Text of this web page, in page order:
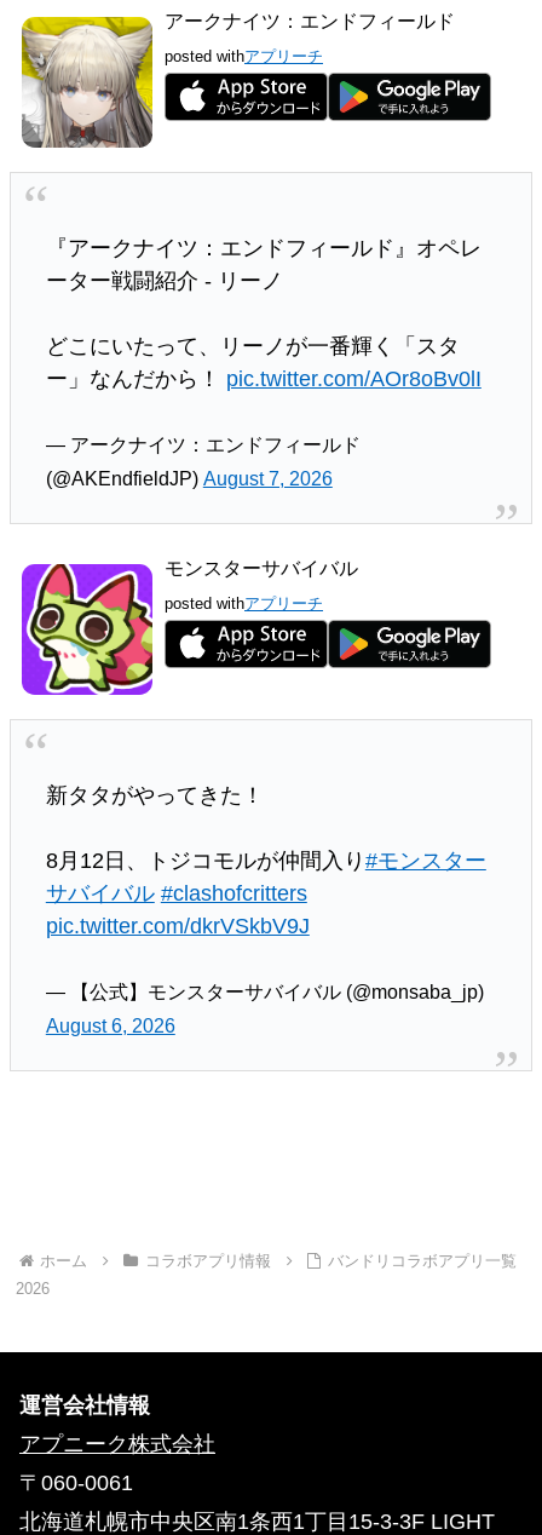
アークナイツ：エンドフィールド
posted withアプリーチ
『アークナイツ：エンドフィールド』オペレ
ーター戦闘紹介 - リーノ
どこにいたって、リーノが一番輝く「スタ
ー」なんだから！ pic.twitter.com/AOr8oBv0lI
— アークナイツ：エンドフィールド
(@AKEndfieldJP) August 7, 2026
モンスターサバイバル
posted withアプリーチ
新タタがやってきた！
8月12日、トジコモルが仲間入り #モンスター
サバイバル #clashofcritters
pic.twitter.com/dkrVSkbV9J
— 【公式】モンスターサバイバル (@monsaba_jp)
August 6, 2026
ホーム コラボアプリ情報
バンドリコラボアプリ一覧
2026
運営会社情報
アプニーク株式会社
〒060-0061
北海道札幌市中央区南1条西1丁目15-3-3F LIGHT